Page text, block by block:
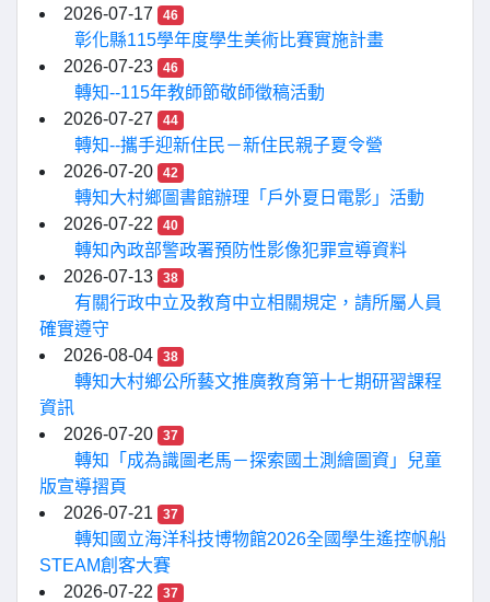
2026-07-17
46
彰化縣115學年度學生美術比賽實施計畫
2026-07-23
46
轉知--115年教師節敬師徵稿活動
2026-07-27
44
轉知--攜手迎新住民－新住民親子夏令營
2026-07-20
42
轉知大村鄉圖書館辦理「戶外夏日電影」活動
2026-07-22
40
轉知內政部警政署預防性影像犯罪宣導資料
2026-07-13
38
有關行政中立及教育中立相關規定，請所屬人員
確實遵守
2026-08-04
38
轉知大村鄉公所藝文推廣教育第十七期研習課程
資訊
2026-07-20
37
轉知「成為識圖老馬－探索國土測繪圖資」兒童
版宣導摺頁
2026-07-21
37
轉知國立海洋科技博物館2026全國學生遙控帆船
STEAM創客大賽
2026-07-22
37